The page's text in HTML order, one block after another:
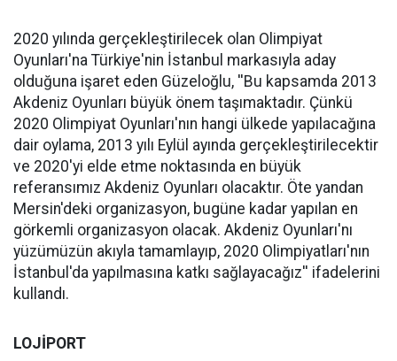
2020 yılında gerçekleştirilecek olan Olimpiyat
Oyunları'na Türkiye'nin İstanbul markasıyla aday
olduğuna işaret eden Güzeloğlu, ''Bu kapsamda 2013
Akdeniz Oyunları büyük önem taşımaktadır. Çünkü
2020 Olimpiyat Oyunları'nın hangi ülkede yapılacağına
dair oylama, 2013 yılı Eylül ayında gerçekleştirilecektir
ve 2020'yi elde etme noktasında en büyük
referansımız Akdeniz Oyunları olacaktır. Öte yandan
Mersin'deki organizasyon, bugüne kadar yapılan en
görkemli organizasyon olacak. Akdeniz Oyunları'nı
yüzümüzün akıyla tamamlayıp, 2020 Olimpiyatları'nın
İstanbul'da yapılmasına katkı sağlayacağız'' ifadelerini
kullandı.
LOJİPORT